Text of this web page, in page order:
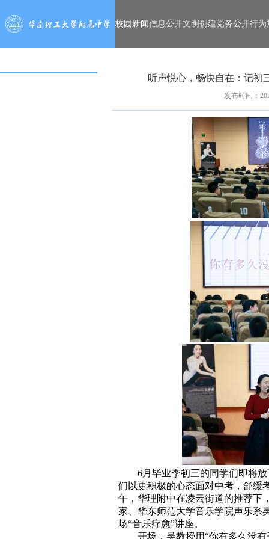
校园新闻信息公开文明创建党务公开行为
听声悦心，畅快自在：记初
发布时间：
6月毕业季初三的同学们即将
们以更积极的心态面对中考，舒缓
午，华理附中在凌云街道的推荐下
家、华东师范大学音乐学院声乐系
场“音乐疗愈”讲座。
开场，吴教授用“你有多久没